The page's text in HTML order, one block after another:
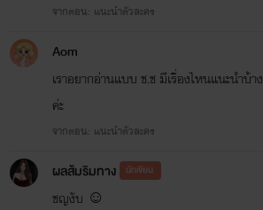
จากตอน: แนะนำตัวละคร
Aom
เราอยากอ่านแบบ​ ช.ช​ มีเรื่องไหนแนะนำบ้าง
ค่ะ
จากตอน: แนะนำตัวละคร
ผลส้มริมทาง นักเขียน
ชญงับ ☺️